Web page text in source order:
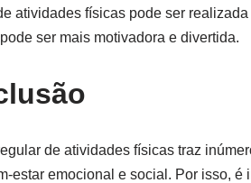
atividades físicas pode ser
ser mais motivadora e divertida.
de atividades físicas traz
estar emocional e social. Por isso,